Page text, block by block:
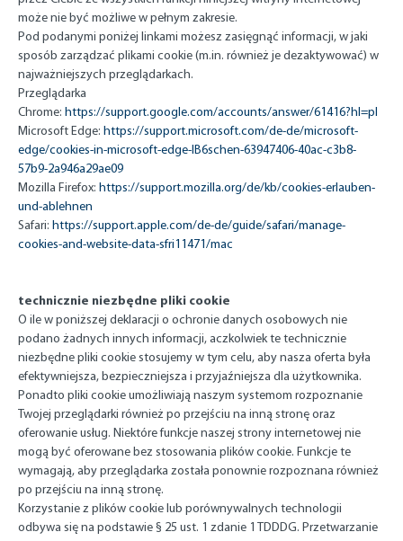
może nie być możliwe w pełnym zakresie.
Pod podanymi poniżej linkami możesz zasięgnąć informacji, w jaki
sposób zarządzać plikami cookie (m.in. również je dezaktywować) w
najważniejszych przeglądarkach.
Przeglądarka
Chrome: https://support.google.com/accounts/answer/61416?hl=pl
Microsoft Edge: https://support.microsoft.com/de-de/microsoft-
edge/cookies-in-microsoft-edge-lB6schen-63947406-40ac-c3b8-
57b9-2a946a29ae09
Mozilla Firefox: https://support.mozilla.org/de/kb/cookies-erlauben-
und-ablehnen
Safari: https://support.apple.com/de-de/guide/safari/manage-
cookies-and-website-data-sfri11471/mac
technicznie niezbędne pliki cookie
O ile w poniższej deklaracji o ochronie danych osobowych nie
podano żadnych innych informacji, aczkolwiek te technicznie
niezbędne pliki cookie stosujemy w tym celu, aby nasza oferta była
efektywniejsza, bezpieczniejsza i przyjaźniejsza dla użytkownika.
Ponadto pliki cookie umożliwiają naszym systemom rozpoznanie
Twojej przeglądarki również po przejściu na inną stronę oraz
oferowanie usług. Niektóre funkcje naszej strony internetowej nie
mogą być oferowane bez stosowania plików cookie. Funkcje te
wymagają, aby przeglądarka została ponownie rozpoznana również
po przejściu na inną stronę.
Korzystanie z plików cookie lub porównywalnych technologii
odbywa się na podstawie § 25 ust. 1 zdanie 1 TDDDG. Przetwarzanie